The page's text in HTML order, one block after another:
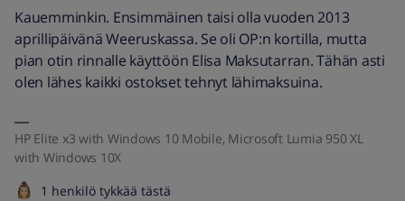
Kauemminkin. Ensimmäinen taisi olla vuoden 2013
aprillipäivänä Weeruskassa. Se oli OP:n kortilla, mutta
pian otin rinnalle käyttöön Elisa Maksutarran. Tähän asti
olen lähes kaikki ostokset tehnyt lähimaksuina.
HP Elite x3 with Windows 10 Mobile, Microsoft Lumia 950 XL
with Windows 10X
1 henkilö tykkää tästä